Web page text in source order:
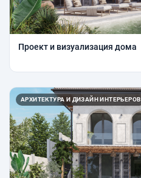
Проект и визуализация дома
АРХИТЕКТУРА И ДИЗАЙН ИНТЕРЬЕРОВ